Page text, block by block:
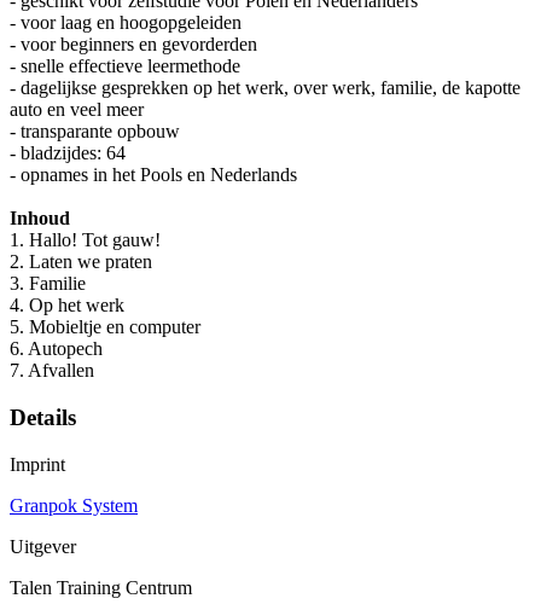
- voor laag en hoogopgeleiden
- voor beginners en gevorderden
- snelle effectieve leermethode
- dagelijkse gesprekken op het werk, over werk, familie, de kapotte
auto en veel meer
- transparante opbouw
- bladzijdes: 64
- opnames in het Pools en Nederlands
Inhoud
1. Hallo! Tot gauw!
2. Laten we praten
3. Familie
4. Op het werk
5. Mobieltje en computer
6. Autopech
7. Afvallen
Details
Imprint
Granpok System
Uitgever
Talen Training Centrum